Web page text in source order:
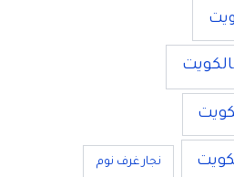
نجار غرف نوم